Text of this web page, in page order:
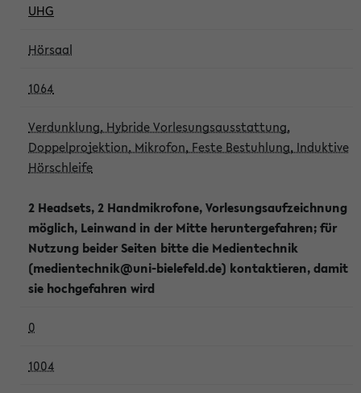
UHG
Hörsaal
1064
Verdunklung, Hybride Vorlesungsausstattung,
Doppelprojektion, Mikrofon, Feste Bestuhlung, Induktive
Hörschleife
2 Headsets, 2 Handmikrofone, Vorlesungsaufzeichnung
möglich, Leinwand in der Mitte heruntergefahren; für
Nutzung beider Seiten bitte die Medientechnik
(medientechnik@uni-bielefeld.de) kontaktieren, damit
sie hochgefahren wird
0
1004